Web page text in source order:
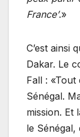
France’.»
C’est ainsi
Dakar. Le
Fall : «Tout
Sénégal.
mission. Et
le Sénégal,